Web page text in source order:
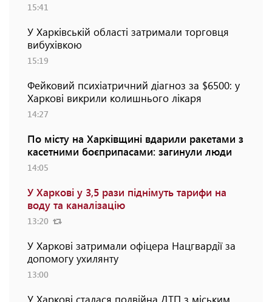
15:41
У Харківській області затримали торговця
вибухівкою
15:19
Фейковий психіатричний діагноз за $6500: у
Харкові викрили колишнього лікаря
14:27
По місту на Харківщині вдарили ракетами з
касетними боєприпасами: загинули люди
14:05
У Харкові у 3,5 рази піднімуть тарифи на
воду та каналізацію
13:20
У Харкові затримали офіцера Нацгвардії за
допомогу ухилянту
13:00
У Харкові сталася подвійна ДТП з міським